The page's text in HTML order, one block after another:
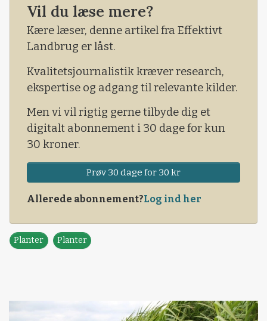
trives godt i de milde vintre og den første
anmeldelse om angreb er allerede modtaget
her i 2021. Og flere skal nok komme til. Da
symptomerne m&arin
Vil du læse mere?
Kære læser, denne artikel fra Effektivt
Landbrug er låst.
Kvalitetsjournalistik kræver research,
ekspertise og adgang til relevante kilder.
Men vi vil rigtig gerne tilbyde dig et
digitalt abonnement i 30 dage for kun
30 kroner.
Prøv 30 dage for 30 kr
Allerede abonnement?Log ind her
Planter Planter